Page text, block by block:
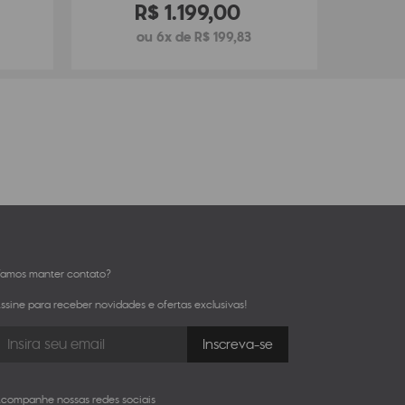
R$1.199,00
ou 6x de R$ 199,83
manter contato?
para receber novidades e ofertas exclusivas!
nossas redes sociais